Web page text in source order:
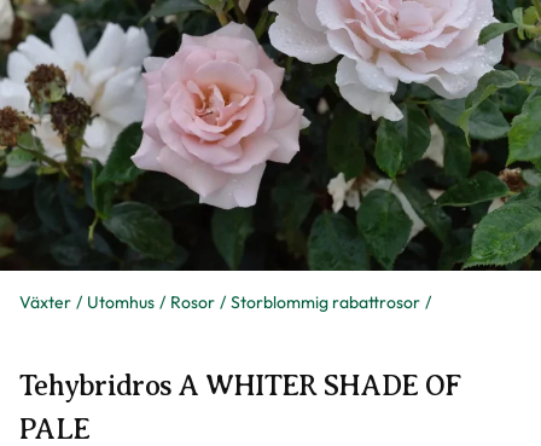
Växter Utomhus Rosor Storblommig rabattrosor
Tehybridros A WHITER SHADE OF
PALE